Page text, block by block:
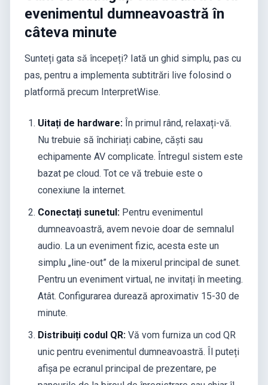
evenimentul dumneavoastră în
câteva minute
Sunteți gata să începeți? Iată un ghid simplu, pas cu
pas, pentru a implementa subtitrări live folosind o
platformă precum InterpretWise.
Uitați de hardware: În primul rând, relaxați-vă.
Nu trebuie să închiriați cabine, căști sau
echipamente AV complicate. Întregul sistem este
bazat pe cloud. Tot ce vă trebuie este o
conexiune la internet.
Conectați sunetul: Pentru evenimentul
dumneavoastră, avem nevoie doar de semnalul
audio. La un eveniment fizic, acesta este un
simplu „line-out” de la mixerul principal de sunet.
Pentru un eveniment virtual, ne invitați în meeting.
Atât. Configurarea durează aproximativ 15-30 de
minute.
Distribuiți codul QR: Vă vom furniza un cod QR
unic pentru evenimentul dumneavoastră. Îl puteți
afișa pe ecranul principal de prezentare, pe